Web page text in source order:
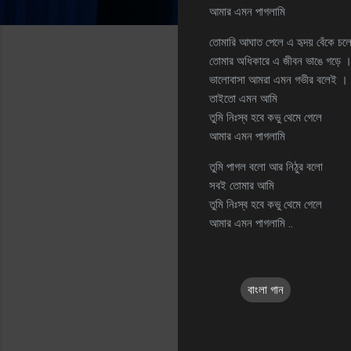
আমার এমন পাগলামি
তোমারি আঘাত পেলে এ হৃদয় বেঁকে চলে
তোমার অধিকারে এ জীবন ভাঙে গড়ে
ভালোবাসা আমরা এমন গভীর বলেই
তাইতো এমন আমি
তুমি নিঃস্ব হবে কভু থেমে গেলে
আমার এমন পাগলামি
তুমি পাগল বলো আর নিঠুর বলো
সবই তোমার আমি
তুমি নিঃস্ব হবে কভু থেমে গেলে
আমার এমন পাগলামি ..
বাংলা গান